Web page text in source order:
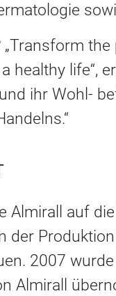
„Transform
life“,
ihr Wohl-
Almirall auf
der
2007
Almirall